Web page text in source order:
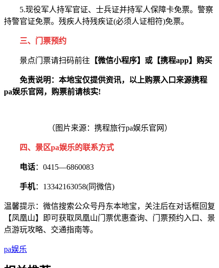
5.现役军人持军官证、士兵证并持军人保障卡免票。警察
持警官证免票。残疾人持残疾证(必须人证相符)免票。
三、门票预约
景点门票请扫码前往 【微信小程序】 或【携程app】购买
免责说明：本地宝仅提供资讯，以上购票入口来源携程
pa娱乐官网，购票前请核实!
（图片来源：携程旅行pa娱乐官网）
四、景区pa娱乐的联系方式
电话：0415—6860083
手机：13342163058(同微信)
温馨提示：微信搜索公众号丹东本地宝，关注后在对话框回复
【凤凰山】即可获取凤凰山门票优惠查询、门票预约入口、景
点游玩攻略、交通指南等。
pa娱乐